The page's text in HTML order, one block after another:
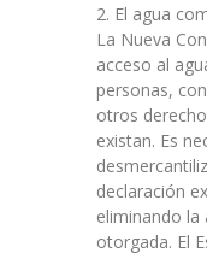
2. El agua
La Nueva
acceso al
personas,
otros
existan. Es
declaración
eliminando la
otorgada. El